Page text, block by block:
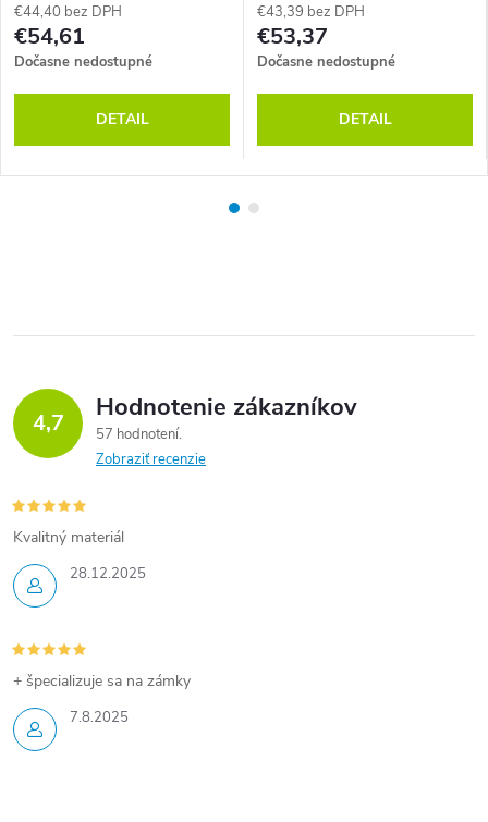
€44,40 bez DPH
€54,61
Dočasne nedostupné
DETAIL
€43,39 bez DPH
€53,37
Dočasne nedostupné
DETAIL
4,7 Hodnotenie zákazníkov
57 hodnotení
Zobraziť recenzie
28.12.2025
Kvalitný materiál
7.8.2025
+ špecializuje sa na zámky